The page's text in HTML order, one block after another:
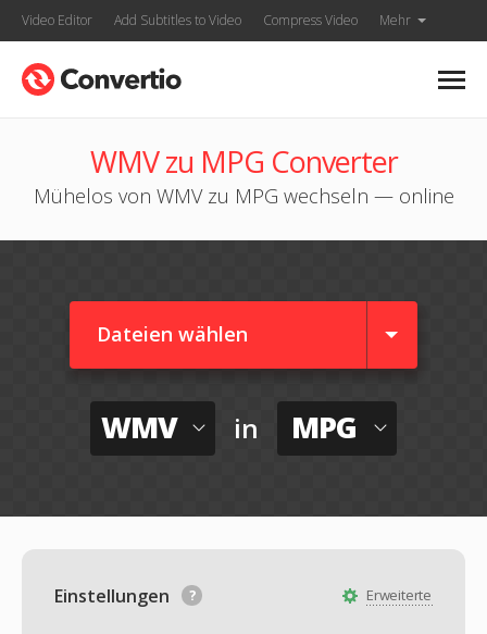
Video Editor Add Subtitles to Video Compress Video Mehr
WMV zu MPG Converter
Mühelos von WMV zu MPG wechseln — online
Dateien wählen
WMV in MPG
Erweiterte
Einstellungen